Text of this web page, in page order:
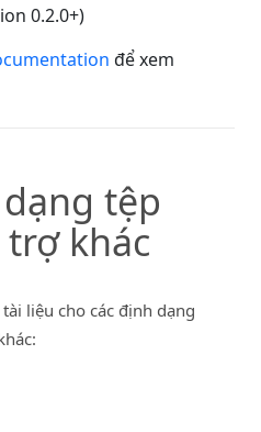
0.2.0+)
để xem
tệp
khác
liệu cho các định dạng